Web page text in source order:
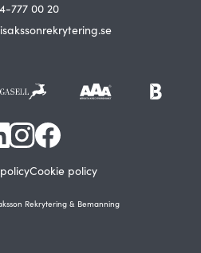
777 00 20
Cookie policy
Rekrytering & Bemanning